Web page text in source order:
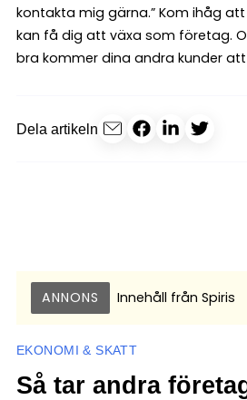
kontakta mig gärna.” Kom ihåg
kan få dig att växa som företag.
bra kommer dina andra kunder
Dela artikeln
ANNONS Innehåll från Spiris
EKONOMI & SKATT
Så tar andra